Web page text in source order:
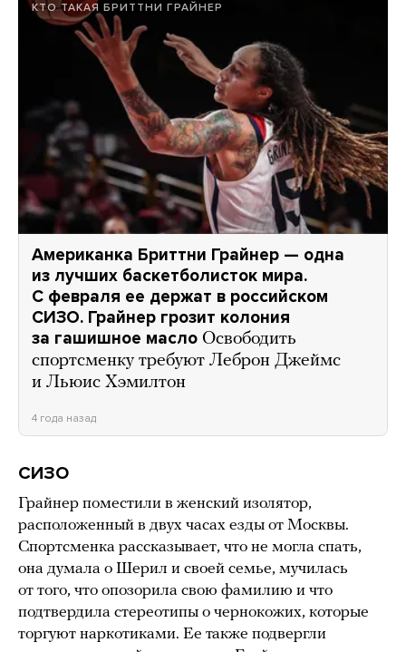
КТО ТАКАЯ БРИТТНИ ГРАЙНЕР
Американка Бриттни Грайнер — одна
из лучших баскетболисток мира.
С февраля ее держат в российском
СИЗО. Грайнер грозит колония
за гашишное масло Освободить
спортсменку требуют Леброн Джеймс
и Льюис Хэмилтон
4 года назад
СИЗО
Грайнер поместили в женский изолятор,
расположенный в двух часах езды от Москвы.
Спортсменка рассказывает, что не могла спать,
она думала о Шерил и своей семье, мучилась
от того, что опозорила свою фамилию и что
подтвердила стереотипы о чернокожих, которые
торгуют наркотиками. Ее также подвергли